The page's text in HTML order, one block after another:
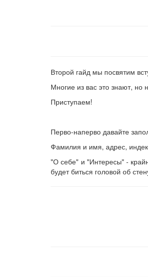
Второй гайд мы посвятим
Многие из вас это знают, но
Приступаем!
Перво-наперво давайте
Фамилия и имя, адрес,
"О себе" и "Интересы" -
будет биться головой об